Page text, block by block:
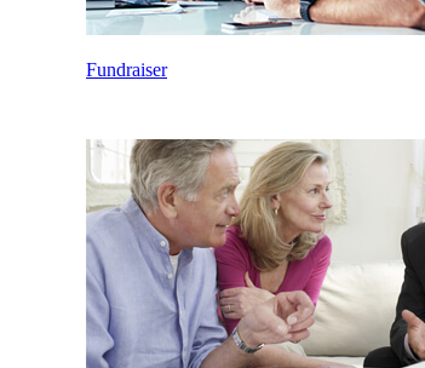
Fundraiser